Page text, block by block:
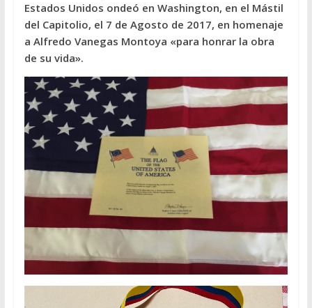
Estados Unidos ondeó en Washington, en el Mástil
del Capitolio, el 7 de Agosto de 2017, en homenaje
a Alfredo Vanegas Montoya «para honrar la obra
de su vida».